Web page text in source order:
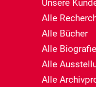
Unsere
Alle
Alle Bücher
Alle
Alle
Alle